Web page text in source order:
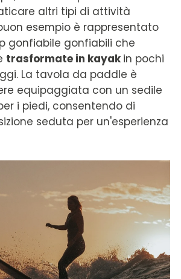
altri tipi di attività
esempio è rappresentato
gonfiabile gonfiabili che
trasformate in kayak in pochi
La tavola da paddle è
equipaggiata con un sedile
i piedi, consentendo di
seduta per un'esperienza